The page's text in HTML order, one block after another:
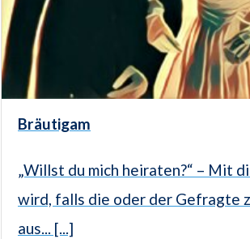
Bräutigam
„Willst du mich heiraten?“ – Mit
wird, falls die oder der Gefragte
aus... [...]